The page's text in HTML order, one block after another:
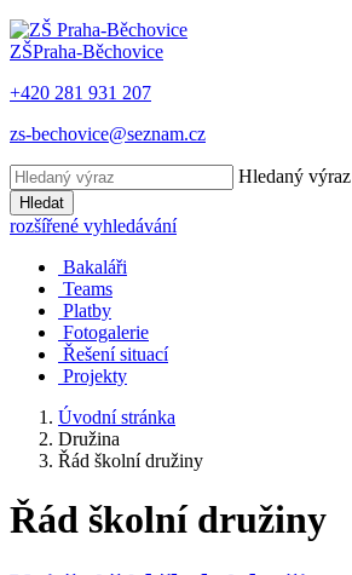
ZŠPraha-Běchovice
+420 281 931 207
zs-bechovice@seznam.cz
Hledaný výraz
Hledat
rozšířené vyhledávání
Bakaláři
Teams
Platby
Fotogalerie
Řešení situací
Projekty
Úvodní stránka
Družina
Řád školní družiny
Řád školní družiny